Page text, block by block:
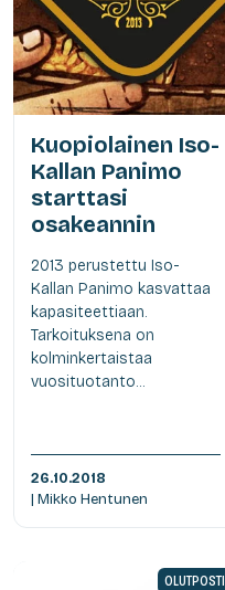
Kuopiolainen Iso-
Kallan Panimo
starttasi
osakeannin
2013 perustettu Iso-
Kallan Panimo kasvattaa
kapasiteettiaan.
Tarkoituksena on
kolminkertaistaa
vuosituotanto...
26.10.2018
| Mikko Hentunen
OLUTPOSTI